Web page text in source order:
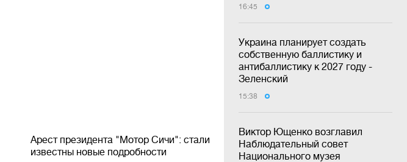
16:45
Украина планирует создать
собственную баллистику и
антибаллистику к 2027 году -
Зеленский
15:38
Виктор Ющенко возглавил
Наблюдательный совет
Национального музея
Арест президента "Мотор Сичи": стали
известны новые подробности